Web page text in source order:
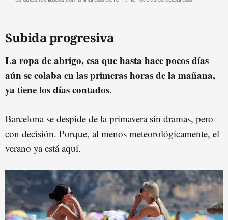
Subida progresiva
La ropa de abrigo, esa que hasta hace pocos días
aún se colaba en las primeras horas de la mañana,
ya tiene los días contados.
Barcelona se despide de la primavera sin dramas, pero
con decisión. Porque, al menos meteorológicamente, el
verano ya está aquí.